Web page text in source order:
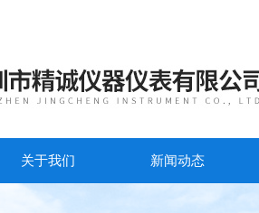
关于我们 新闻动态